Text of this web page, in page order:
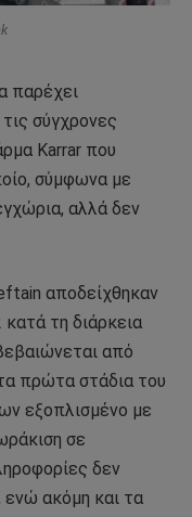
παρέχει
σύγχρονες
Karrar που
σύμφωνα με
αλλά δεν
αποδείχθηκαν
τη διάρκεια
από
πρώτα στάδια του
εξοπλισμένο με
σε
δεν
ακόμη και τα